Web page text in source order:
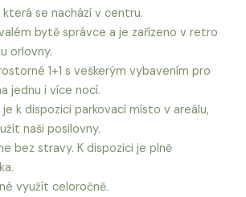
se nachází v centru.
bytě správce a je zařízeno v retro
orlovny.
1+1 s veškerým vybavením pro
jednu i více nocí.
k dispozici parkovací místo v areálu,
naši posilovny.
bez stravy. K dispozici je plně
využít celoročně.